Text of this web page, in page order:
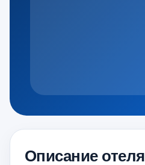
Описание отеля